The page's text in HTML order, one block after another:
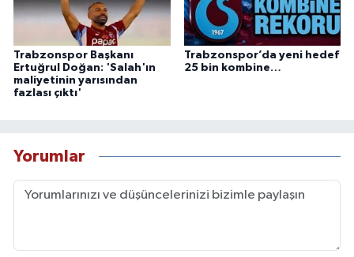
Trabzonspor Başkanı
Ertuğrul Doğan: 'Salah'ın
maliyetinin yarısından
fazlası çıktı'
Trabzonspor’da yeni hedef
25 bin kombine…
Yorumlar